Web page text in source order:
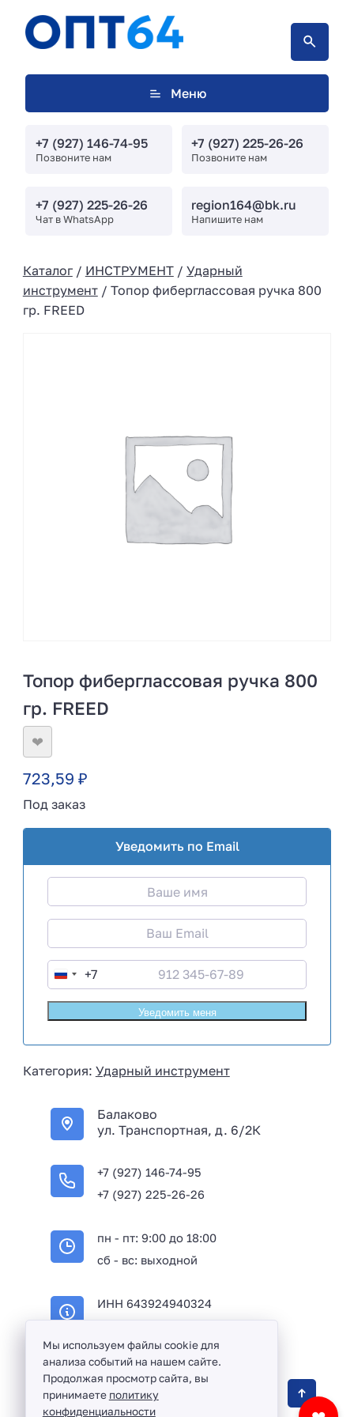
Меню
+7 (927) 146-74-95
Позвоните нам
+7 (927) 225-26-26
Позвоните нам
+7 (927) 225-26-26
Чат в WhatsApp
region164@bk.ru
Напишите нам
Каталог/ ИНСТРУМЕНТ/ Ударный
инструмент/ Топор фиберглассовая ручка 800
гр. FREED
Топор фиберглассовая ручка 800
гр. FREED
❤
723,59 ₽
Под заказ
Уведомить по Email
R
u
s
a
7
+7
Категория: Ударный инструмент
Балаково
ул. Транспортная, д. 6/2К
+7 (927) 146-74-95
+7 (927) 225-26-26
пн - пт: 9:00 до 18:00
сб - вс: выходной
ИНН 643924940324
Оптовая продажа сантехники и комплектующих
в Балаково и Саратовской области ©
Мы используем файлы cookie для
анализа событий на нашем сайте.
Продолжая просмотр сайта, вы
принимаете политику
конфиденциальности